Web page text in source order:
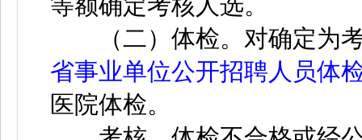
（二）体检。对确定为考
省事业单位公开招聘人员体
医院体检。